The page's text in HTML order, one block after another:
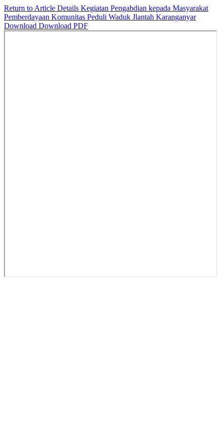
Return to Article Details Kegiatan Pengabdian kepada Masyarakat
Pemberdayaan Komunitas Peduli Waduk Jlantah Karanganyar
Download Download PDF